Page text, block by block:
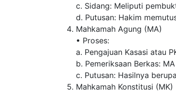
c. Sidang: Meliputi
d. Putusan: Hakim
Mahkamah Agung (MA)
• Proses:
a. Pengajuan Kasasi atau
b. Pemeriksaan Berkas:
c. Putusan: Hasilnya
Mahkamah Konstitusi (MK)